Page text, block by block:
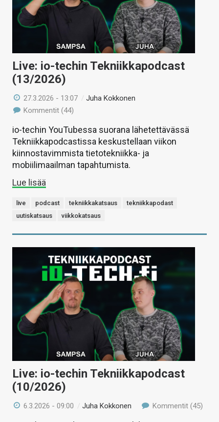
Live: io-techin Tekniikkapodcast
(13/2026)
27.3.2026 - 13:07 /Juha Kokkonen
Kommentit (44)
io-techin YouTubessa suorana lähetettävässä
Tekniikkapodcastissa keskustellaan viikon
kiinnostavimmista tietotekniikka- ja
mobiilimaailman tapahtumista.
Lue lisää
live podcast tekniikkakatsaus
tekniikkapodast
uutiskatsaus
viikkokatsaus
Live: io-techin Tekniikkapodcast
(10/2026)
6.3.2026 - 09:00 /Juha Kokkonen Kommentit (45)